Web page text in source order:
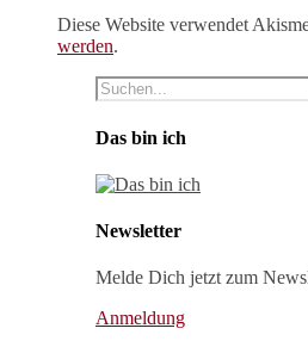
Diese Website verwendet
werden.
Das bin ich
Newsletter
Melde Dich jetzt zum
Anmeldung